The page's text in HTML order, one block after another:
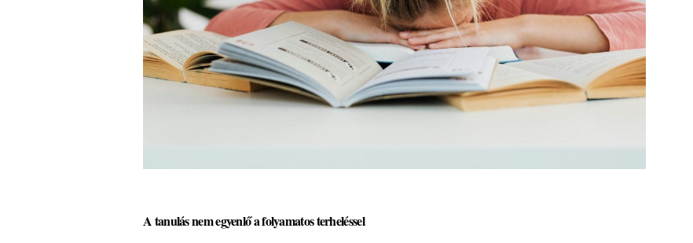
A tanulás nem egyenlő a folyamatos terheléssel